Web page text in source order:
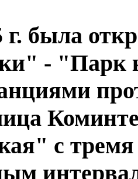
г. была
- "Парк
с